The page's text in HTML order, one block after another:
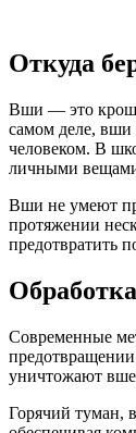
Откуда
Вши — это
самом деле, вши
человеком. В
личными
Вши не умеют
протяжении
предотвратить
Современные
уничтожают
Горячий туман,